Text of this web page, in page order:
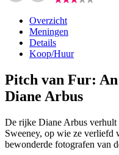
Overzicht
Meningen
Details
Koop/Huur
Pitch van Fur:
Diane Arbus
De rijke Diane Arbus
Sweeney, op wie ze verliefd
bewonderde fotografen van